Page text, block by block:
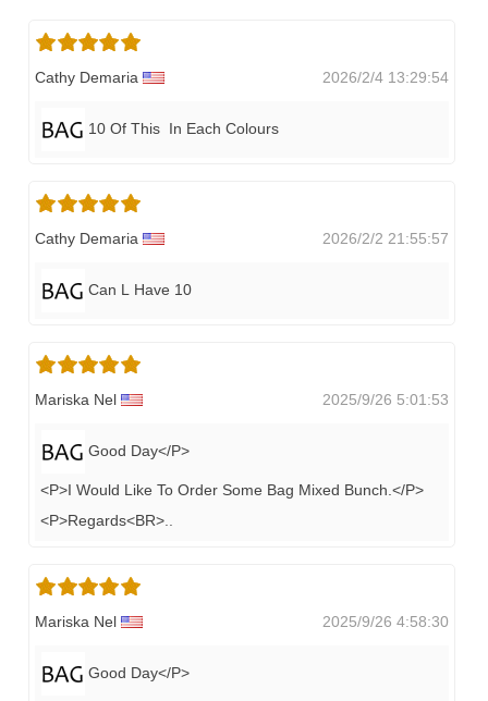
Cathy Demaria 2026/2/4 13:29:54
10 Of This In Each Colours
Cathy Demaria 2026/2/2 21:55:57
Can L Have 10
Mariska Nel 2025/9/26 5:01:53
Good Day</P>
<P>I Would Like To Order Some Bag Mixed Bunch.</P>
<P>Regards<BR>
Mariska Nel 2025/9/26 4:58:30
Good Day</P>